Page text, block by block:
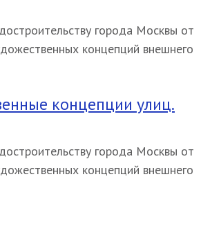
города Москвы от
концепций внешнего
концепции улиц.
города Москвы от
концепций внешнего